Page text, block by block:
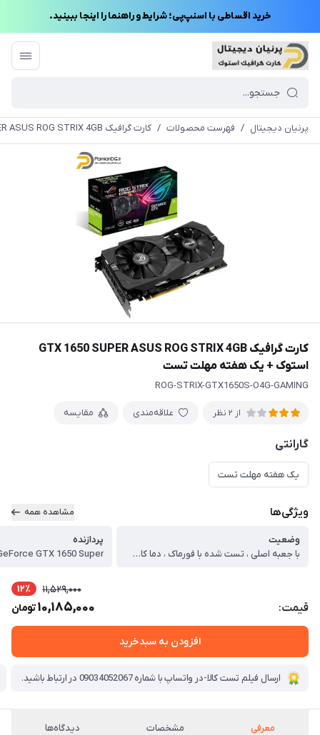
خرید اقساطی با اسنپ‌پی؛ شرایط و راهنما را اینجا ببینید.
پرنیان دیجیتال / فهرست محصولات / کارت گرافیک GTX 1650 SUPER ASUS ROG STRIX 4GB استوک + یک هفته مهلت تست
کارت گرافیک GTX 1650 SUPER ASUS ROG STRIX 4GB
استوک + یک هفته مهلت تست
ROG-STRIX-GTX1650S-O4G-GAMING
از 2 نظر علاقه‌مندی مقایسه
گارانتی
یک هفته مهلت تست
ویژگی‌ها مشاهده همه
وضعیت
با جعبه اصلی ، تست شده با فورماک ، دما کارت بین 50 تا 55 درجه ، پیچ پلمپ ، دورفن 47 درصد
پردازنده
قیمت:
11,529,000 12٪
10,185,000تومان
افزودن به سبدخرید
ارسال فیلم تست کالا-در واتساپ با شماره 09034052067 در ارتباط باشید.
معرفی مشخصات دیدگاه‌ها